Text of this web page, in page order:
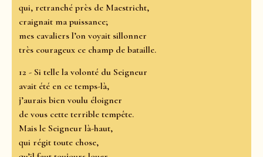
qui, retranché près de Maestricht,
craignait ma puissance;
mes cavaliers l’on voyait sillonner
très courageux ce champ de bataille.
12 - Si telle la volonté du Seigneur
avait été en ce temps-là,
j’aurais bien voulu éloigner
de vous cette terrible tempête.
Mais le Seigneur là-haut,
qui régit toute chose,